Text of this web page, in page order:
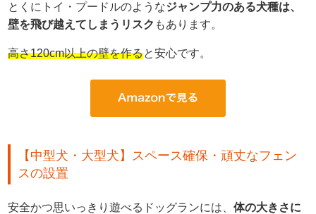
とくにトイ・プードルのようなジャンプ力のある犬種は、
壁を飛び越えてしまうリスク もあります。
高さ120cm以上の壁を作ると安心です。
【中型犬・大型犬】スペース確保・頑丈なフェン
スの設置
安全かつ思いっきり遊べるドッグランには、体の大きさに